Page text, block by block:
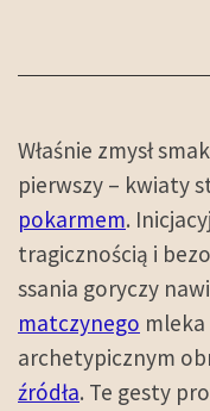
Właśnie zmysł
pierwszy – kwiaty
pokarmem.
tragicznością i
ssania goryczy
matczynego
archetypicznym
źródła. Te gesty